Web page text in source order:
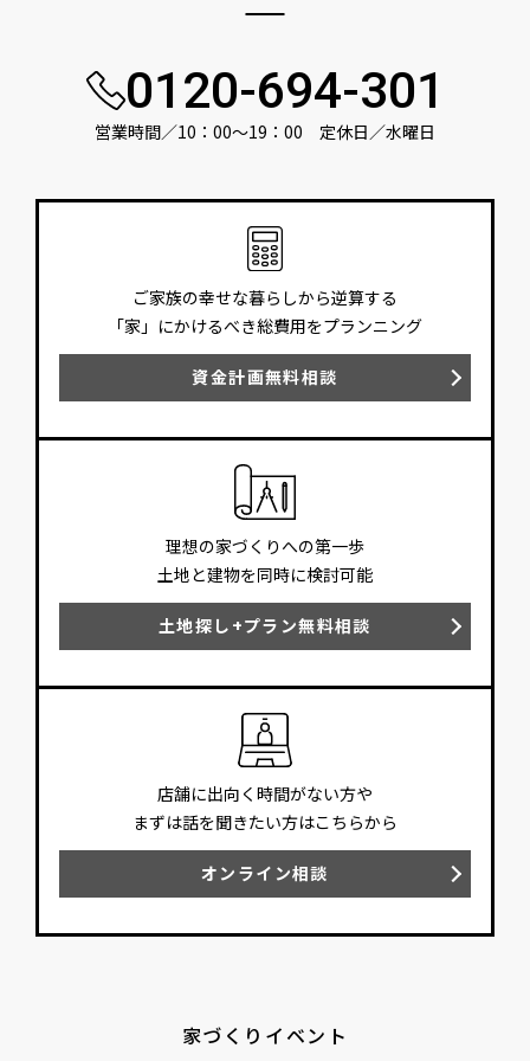
0120-694-301
営業時間／10：00〜19：00 定休日／水曜日
ご家族の幸せな暮らしから逆算する
「家」にかけるべき総費用をプランニング
資金計画無料相談
理想の家づくりへの第一歩
土地と建物を同時に検討可能
土地探し+プラン無料相談
店舗に出向く時間がない方や
まずは話を聞きたい方はこちらから
オンライン相談
家づくりイベント